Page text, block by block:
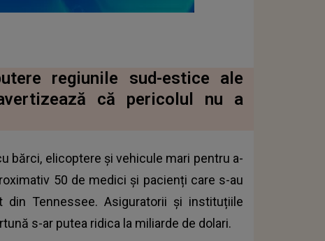
regiunile sud-estice ale
că pericolul nu a
bărci, elicoptere și vehicule mari pentru a-
50 de medici și pacienți care s-au
Tennessee. Asiguratorii și instituțiile
s-ar putea ridica la miliarde de dolari.